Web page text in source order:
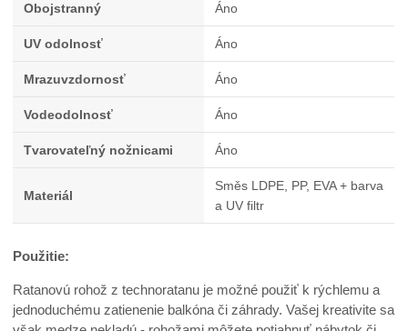
Obojstranný Áno
UV odolnosť Áno
Mrazuvzdornosť Áno
Vodeodolnosť Áno
Tvarovateľný nožnicami Áno
Materiál
Směs LDPE, PP, EVA + barva
a UV filtr
Použitie:
Ratanovú rohož z technoratanu je možné použiť k rýchlemu a
jednoduchému zatienenie balkóna či záhrady. Vašej kreativite sa